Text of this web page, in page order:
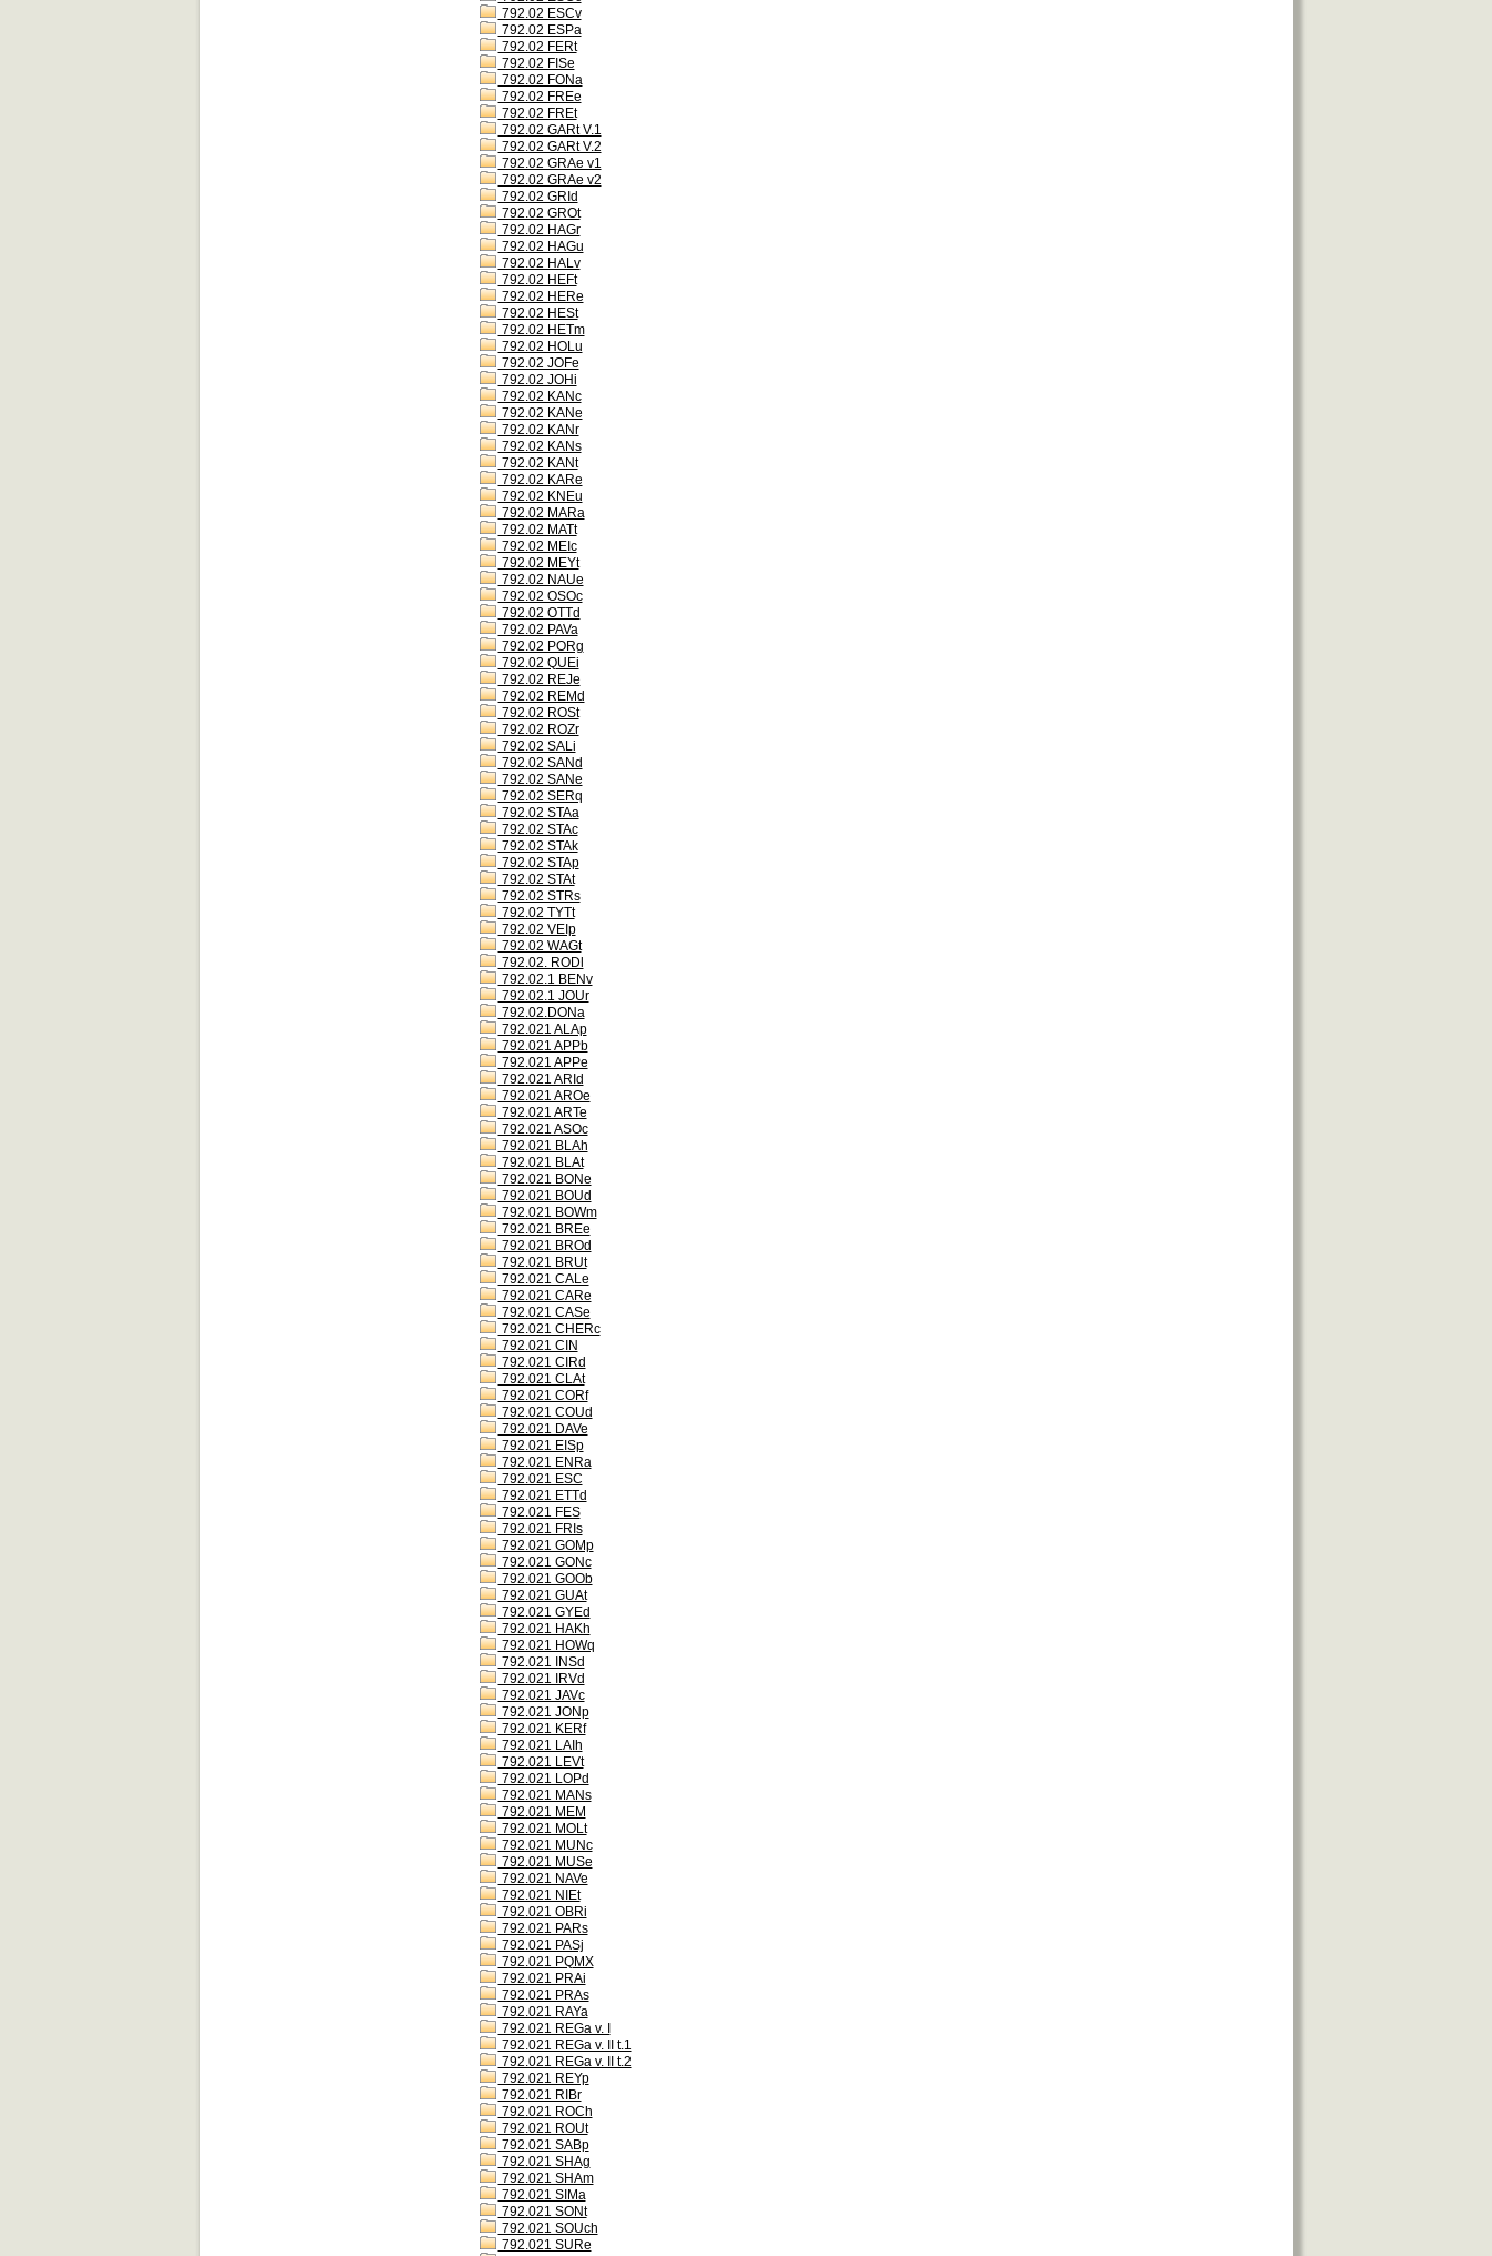
792.02 ESCv
792.02 ESPa
792.02 FERt
792.02 FISe
792.02 FONa
792.02 FREe
792.02 FREt
792.02 GARt V.1
792.02 GARt V.2
792.02 GRAe v1
792.02 GRAe v2
792.02 GRId
792.02 GROt
792.02 HAGr
792.02 HAGu
792.02 HALv
792.02 HEFt
792.02 HERe
792.02 HESt
792.02 HETm
792.02 HOLu
792.02 JOFe
792.02 JOHi
792.02 KANc
792.02 KANe
792.02 KANr
792.02 KANs
792.02 KANt
792.02 KARe
792.02 KNEu
792.02 MARa
792.02 MATt
792.02 MEIc
792.02 MEYt
792.02 NAUe
792.02 OSOc
792.02 OTTd
792.02 PAVa
792.02 PORg
792.02 QUEi
792.02 REJe
792.02 REMd
792.02 ROSt
792.02 ROZr
792.02 SALi
792.02 SANd
792.02 SANe
792.02 SERq
792.02 STAa
792.02 STAc
792.02 STAk
792.02 STAp
792.02 STAt
792.02 STRs
792.02 TYTt
792.02 VEIp
792.02 WAGt
792.02. RODl
792.02.1 BENv
792.02.1 JOUr
792.02.DONa
792.021 ALAp
792.021 APPb
792.021 APPe
792.021 ARId
792.021 AROe
792.021 ARTe
792.021 ASOc
792.021 BLAh
792.021 BLAt
792.021 BONe
792.021 BOUd
792.021 BOWm
792.021 BREe
792.021 BROd
792.021 BRUt
792.021 CALe
792.021 CARe
792.021 CASe
792.021 CHERc
792.021 CIN
792.021 CIRd
792.021 CLAt
792.021 CORf
792.021 COUd
792.021 DAVe
792.021 EISp
792.021 ENRa
792.021 ESC
792.021 ETTd
792.021 FES
792.021 FRIs
792.021 GOMp
792.021 GONc
792.021 GOOb
792.021 GUAt
792.021 GYEd
792.021 HAKh
792.021 HOWq
792.021 INSd
792.021 IRVd
792.021 JAVc
792.021 JONp
792.021 KERf
792.021 LAIh
792.021 LEVt
792.021 LOPd
792.021 MANs
792.021 MEM
792.021 MOLt
792.021 MUNc
792.021 MUSe
792.021 NAVe
792.021 NIEt
792.021 OBRi
792.021 PARs
792.021 PASj
792.021 PQMX
792.021 PRAi
792.021 PRAs
792.021 RAYa
792.021 REGa v. I
792.021 REGa v. II t.1
792.021 REGa v. II t.2
792.021 REYp
792.021 RIBr
792.021 ROCh
792.021 ROUt
792.021 SABp
792.021 SHAg
792.021 SHAm
792.021 SIMa
792.021 SONt
792.021 SOUch
792.021 SURe